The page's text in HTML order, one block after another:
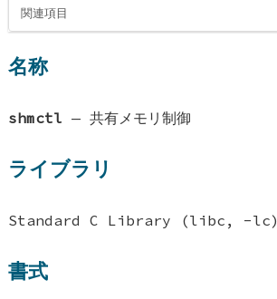
関連項目
名称
shmctl —共有メモリ制御
ライブラリ
Standard C Library (libc, -lc)
書式